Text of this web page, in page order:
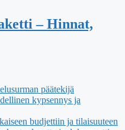
– Hinnat,
päätekijä
kypsennys ja
budjettiin ja tilaisuuteen